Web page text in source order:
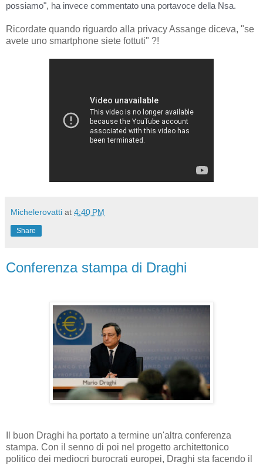
possiamo", ha invece commentato una portavoce della Nsa.
Ricordate quando riguardo alla privacy Assange diceva, "se
avete uno smartphone siete fottuti" ?!
Michelerovatti at 4:40 PM
Share
Conferenza stampa di Draghi
Il buon Draghi ha portato a termine un'altra conferenza
stampa. Con il senno di poi nel progetto architettonico
politico dei mediocri burocrati europei, Draghi sta facendo il